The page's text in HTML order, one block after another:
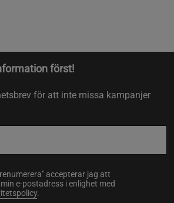
först!
för att inte missa kampanjer
accepterar jag att
e-postadress i enlighet med
.